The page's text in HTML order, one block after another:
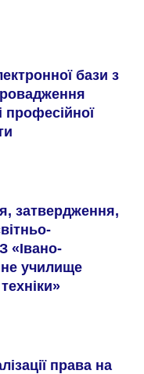
бази з
професійної
затвердження,
«Івано-
училище
права на